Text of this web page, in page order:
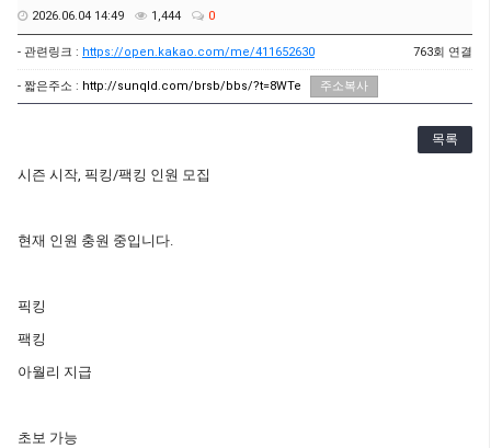
2026.06.04 14:49 1,444 0
- 관련링크 : https://open.kakao.com/me/411652630 763회 연결
- 짧은주소 : http://sunqld.com/brsb/bbs/?t=8WTe 주소복사
목록
시즌 시작, 픽킹/팩킹 인원 모집
현재 인원 충원 중입니다.
픽킹
팩킹
아월리 지급
초보 가능